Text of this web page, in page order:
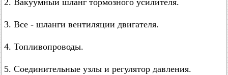
2. Вакуумный шланг тормозного усилителя.
3. Все - шланги вентиляции двигателя.
4. Топливопроводы.
5. Соединительные узлы и регулятор давления.